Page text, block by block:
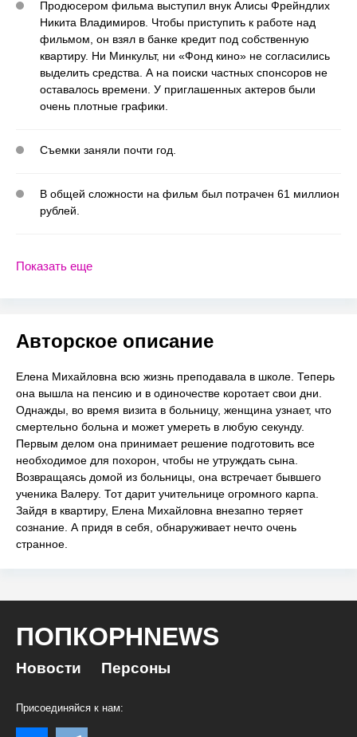
Продюсером фильма выступил внук Алисы Фрейндлих
Никита Владимиров. Чтобы приступить к работе над
фильмом, он взял в банке кредит под собственную
квартиру. Ни Минкульт, ни «Фонд кино» не согласились
выделить средства. А на поиски частных спонсоров не
оставалось времени. У приглашенных актеров были
очень плотные графики.
Съемки заняли почти год.
В общей сложности на фильм был потрачен 61 миллион
рублей.
Показать еще
Авторское описание
Елена Михайловна всю жизнь преподавала в школе. Теперь
она вышла на пенсию и в одиночестве коротает свои дни.
Однажды, во время визита в больницу, женщина узнает, что
смертельно больна и может умереть в любую секунду.
Первым делом она принимает решение подготовить все
необходимое для похорон, чтобы не утруждать сына.
Возвращаясь домой из больницы, она встречает бывшего
ученика Валеру. Тот дарит учительнице огромного карпа.
Зайдя в квартиру, Елена Михайловна внезапно теряет
сознание. А придя в себя, обнаруживает нечто очень
странное.
ПОПКОРНNEWS
Новости Персоны
Присоединяйся к нам: